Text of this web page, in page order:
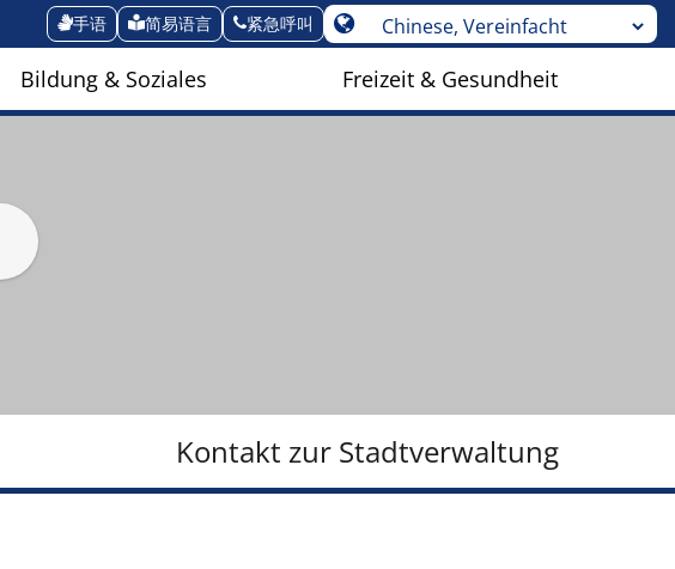
手语 简易语言 紧急呼叫
Bildung & Soziales Freizeit & Gesundheit
Kontakt zur Stadtverwaltung